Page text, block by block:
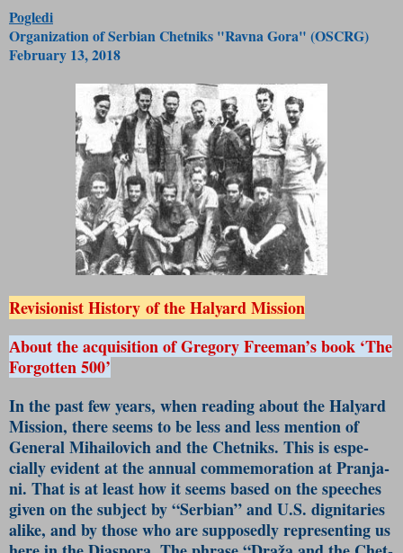
Pogledi
Organization of Serbian Chetniks "Ravna Gora" (OSCRG)
February 13, 2018
Revisionist History of the Halyard Mission
Аbout the acquisition of Gregory Freeman’s book ‘The
Forgotten 500’
In the past few years, when reading about the Halyard
Mi­ssion, there seems to be less and less mention of
General Mihai­lovich and the Chetniks. This is espe­
cially evident at the annual co­mme­mo­ration at Pra­nja­
ni. That is at least how it seems based on the speeches
given on the subject by “Serbian” and U.S. dignitaries
alike, and by those who are suppo­se­dly repre­senting us